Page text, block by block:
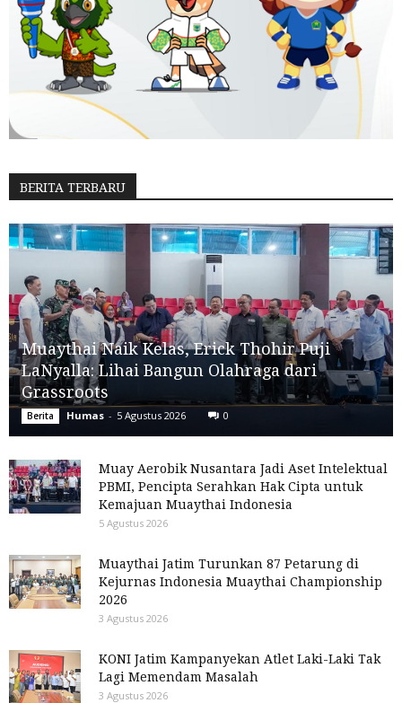
BERITA TERBARU
Muaythai Naik Kelas, Erick Thohir Puji
LaNyalla: Lihai Bangun Olahraga dari
Grassroots
Berita Humas - 5 Agustus 2026 0
Muay Aerobik Nusantara Jadi Aset Intelektual
PBMI, Pencipta Serahkan Hak Cipta untuk
Kemajuan Muaythai Indonesia
5 Agustus 2026
Muaythai Jatim Turunkan 87 Petarung di
Kejurnas Indonesia Muaythai Championship
2026
3 Agustus 2026
KONI Jatim Kampanyekan Atlet Laki-Laki Tak
Lagi Memendam Masalah
3 Agustus 2026